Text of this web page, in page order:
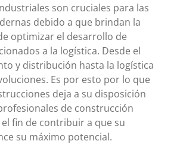
son cruciales para las
debido a que brindan la
optimizar el desarrollo de
a la logística. Desde el
y distribución hasta la logística
Es por esto por lo que
deja a su disposición
de construcción
fin de contribuir a que su
su máximo potencial.